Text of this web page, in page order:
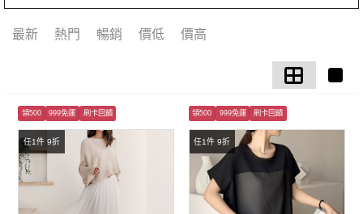
最新 熱門 暢銷 價低 價高
任1件 9折
領500 999免運 刷卡回饋
任1件 9折
領500 999免運 刷卡回饋